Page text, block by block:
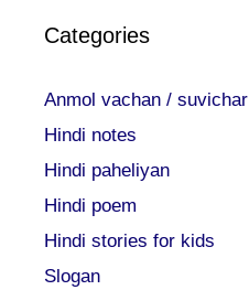
Categories
Anmol vachan / suvichar
Hindi notes
Hindi paheliyan
Hindi poem
Hindi stories for kids
Slogan